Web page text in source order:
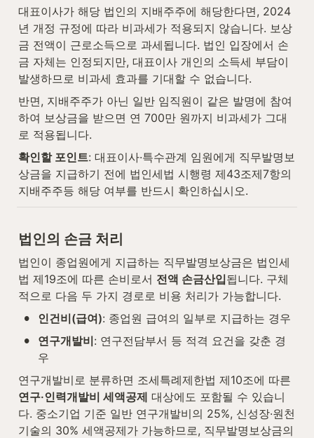
대표이사가 해당 법인의 지배주주에 해당한다면, 2024
년 개정 규정에 따라 비과세가 적용되지 않습니다. 보상
금 전액이 근로소득으로 과세됩니다. 법인 입장에서 손
금 자체는 인정되지만, 대표이사 개인의 소득세 부담이
발생하므로 비과세 효과를 기대할 수 없습니다.
반면, 지배주주가 아닌 일반 임직원이 같은 발명에 참여
하여 보상금을 받으면 연 700만 원까지 비과세가 그대
로 적용됩니다.
확인할 포인트: 대표이사·특수관계 임원에게 직무발명보
상금을 지급하기 전에 법인세법 시행령 제43조제7항의
지배주주등 해당 여부를 반드시 확인하십시오.
법인의 손금 처리
법인이 종업원에게 지급하는 직무발명보상금은 법인세
법 제19조에 따른 손비로서 전액 손금산입됩니다. 구체
적으로 다음 두 가지 경로로 비용 처리가 가능합니다.
• 인건비(급여): 종업원 급여의 일부로 지급하는 경우
• 연구개발비: 연구전담부서 등 적격 요건을 갖춘 경
우
연구·인력개발비 세액공제 대상에도 포함될 수 있습니
다. 중소기업 기준 일반 연구개발비의 25%, 신성장·원천
기술의 30% 세액공제가 가능하므로, 직무발명보상금의